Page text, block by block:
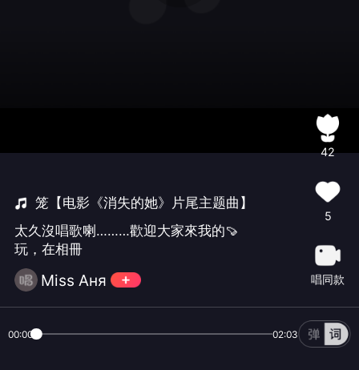
笼【电影《消失的她》片尾主题曲】
太久沒唱歌喇………歡迎大家來我的🍠
玩，在相冊
Miss Aня
42
5
唱同款
00:00 02:03